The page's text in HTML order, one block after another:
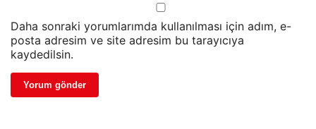
Daha sonraki yorumlarımda kullanılması için adım, e-
posta adresim ve site adresim bu tarayıcıya
kaydedilsin.